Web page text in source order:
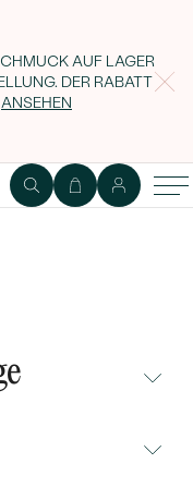
AUF LAGER
DER RABATT
ANSEHEN